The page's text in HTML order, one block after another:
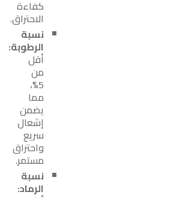
كفاءة
الاحتراق.
نسبة
الرطوبة:
أقل
من
5%،
مما
يضمن
إشعال
سريع
واحتراق
مستمر.
نسبة
الرماد: